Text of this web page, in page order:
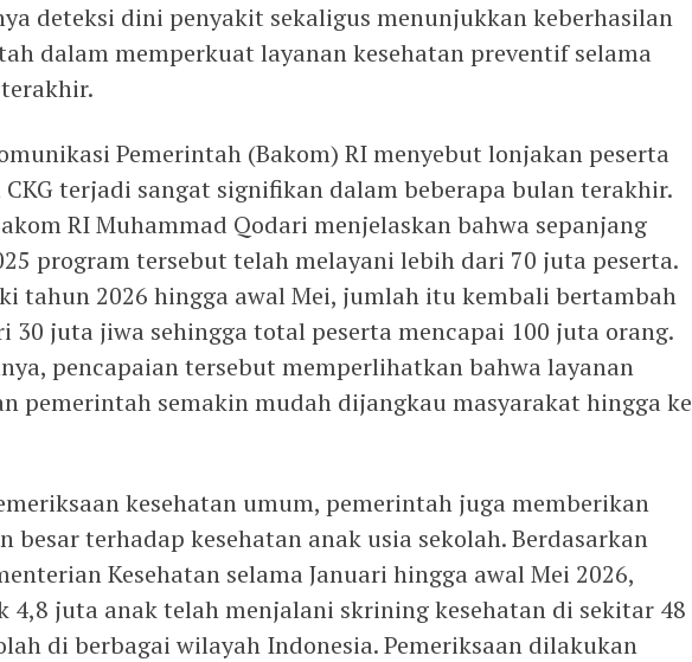
deteksi dini penyakit sekaligus menunjukkan keberhasilan
dalam memperkuat layanan kesehatan preventif selama
Pemerintah (Bakom) RI menyebut lonjakan peserta
terjadi sangat signifikan dalam beberapa bulan terakhir.
RI Muhammad Qodari menjelaskan bahwa sepanjang
program tersebut telah melayani lebih dari 70 juta peserta.
tahun 2026 hingga awal Mei, jumlah itu kembali bertambah
30 juta jiwa sehingga total peserta mencapai 100 juta orang.
pencapaian tersebut memperlihatkan bahwa layanan
pemerintah semakin mudah dijangkau masyarakat hingga ke
kesehatan umum, pemerintah juga memberikan
besar terhadap kesehatan anak usia sekolah. Berdasarkan
Kesehatan selama Januari hingga awal Mei 2026,
4,8 juta anak telah menjalani skrining kesehatan di sekitar 48
di berbagai wilayah Indonesia. Pemeriksaan dilakukan